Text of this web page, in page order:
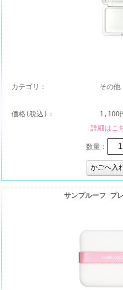
カテゴリ： その他
価格(税込)：
1,100
詳細はこ
数量：
サンプルーフ プ